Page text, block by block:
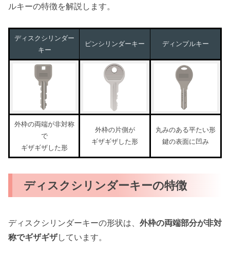
ルキーの特徴を解説します。
ディスクシリンダー
キー
ピンシリンダーキー ディンプルキー
外枠の両端が非対称
で
ギザギザした形
外枠の片側が
ギザギザした形
丸みのある平たい形
鍵の表面に凹み
ディスクシリンダーキーの特徴
ディスクシリンダーキーの形状は、 外枠の両端部分が非対
称でギザギザしています。